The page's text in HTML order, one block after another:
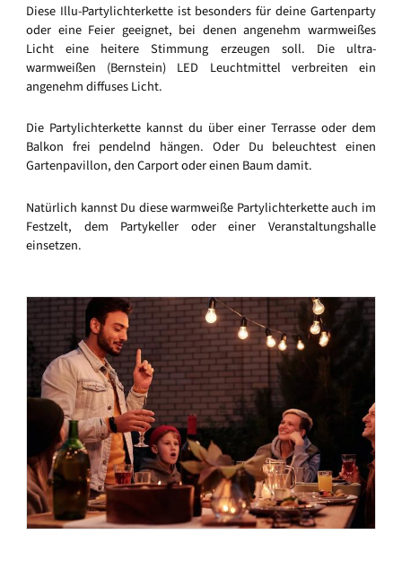
Diese Illu-Partylichterkette ist besonders für deine Gartenparty
oder eine Feier geeignet, bei denen angenehm warmweißes
Licht eine heitere Stimmung erzeugen soll. Die ultra-
warmweißen (Bernstein) LED Leuchtmittel verbreiten ein
angenehm diffuses Licht.
Die Partylichterkette kannst du über einer Terrasse oder dem
Balkon frei pendelnd hängen. Oder Du beleuchtest einen
Gartenpavillon, den Carport oder einen Baum damit.
Natürlich kannst Du diese warmweiße Partylichterkette auch im
Festzelt, dem Partykeller oder einer Veranstaltungshalle
einsetzen.